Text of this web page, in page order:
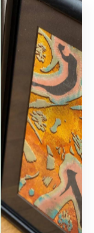
visit😊
次のページ >